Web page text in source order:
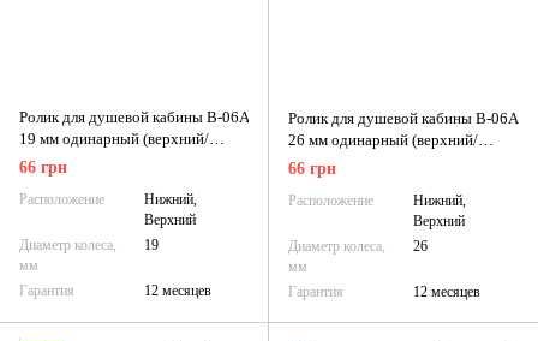
Ролик для душевой кабины B-06A
19 мм одинарный (верхний/
нижний), усиленный
66 грн
Расположение
Нижний,
Верхний
Диаметр колеса,
мм
19
Гарантия 12 месяцев
Ролик для душевой кабины B-06A
26 мм одинарный (верхний/
нижний), усиленный
66 грн
Расположение
Нижний,
Верхний
Диаметр колеса,
мм
26
Гарантия 12 месяцев